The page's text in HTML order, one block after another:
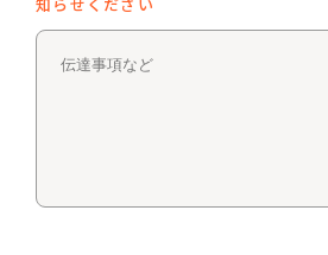
知らせください